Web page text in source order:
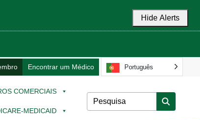
Hide Alerts
Encontrar um Médico Português
COMERCIAIS
MEDICAID